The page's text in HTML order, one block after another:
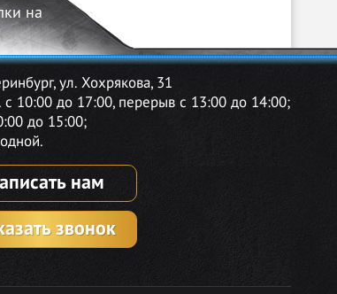
на
ул. Хохрякова, 31
с 10:00 до 17:00, перерыв с 13:00 до 14:00;
до 15:00;
нам
звонок